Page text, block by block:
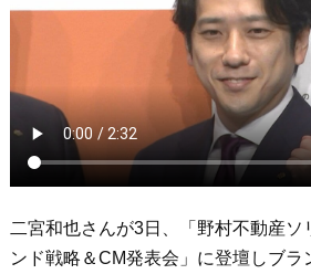
二宮和也さんが3日、「野村不動産ソ
ンド戦略＆CM発表会」に登壇しブ